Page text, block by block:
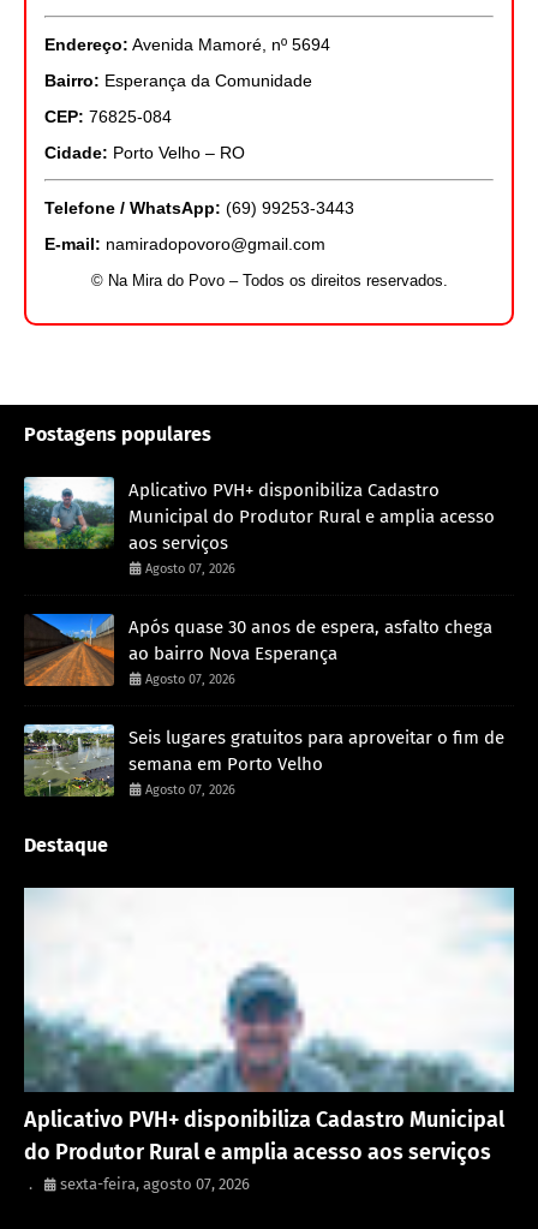
Endereço: Avenida Mamoré, nº 5694
Bairro: Esperança da Comunidade
CEP: 76825-084
Cidade: Porto Velho – RO
Telefone / WhatsApp: (69) 99253-3443
E-mail: namiradopovoro@gmail.com
© Na Mira do Povo – Todos os direitos reservados.
Postagens populares
Aplicativo PVH+ disponibiliza Cadastro
Municipal do Produtor Rural e amplia acesso
aos serviços
Agosto 07, 2026
Após quase 30 anos de espera, asfalto chega
ao bairro Nova Esperança
Agosto 07, 2026
Seis lugares gratuitos para aproveitar o fim de
semana em Porto Velho
Agosto 07, 2026
Destaque
Aplicativo PVH+ disponibiliza Cadastro Municipal
do Produtor Rural e amplia acesso aos serviços
. sexta-feira, agosto 07, 2026